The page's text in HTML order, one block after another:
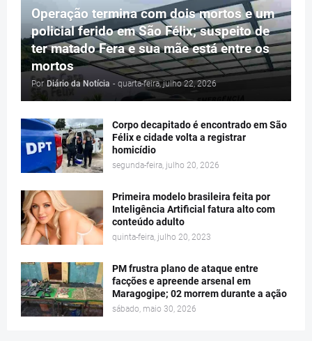
Operação termina com dois mortos e um
policial ferido em São Félix; suspeito de
ter matado Fera e sua mãe está entre os
mortos
Por Diário da Notícia - quarta-feira, julho 22, 2026
Corpo decapitado é encontrado em São
Félix e cidade volta a registrar
homicídio
segunda-feira, julho 20, 2026
Primeira modelo brasileira feita por
Inteligência Artificial fatura alto com
conteúdo adulto
quinta-feira, julho 20, 2023
PM frustra plano de ataque entre
facções e apreende arsenal em
Maragogipe; 02 morrem durante a ação
sábado, maio 30, 2026